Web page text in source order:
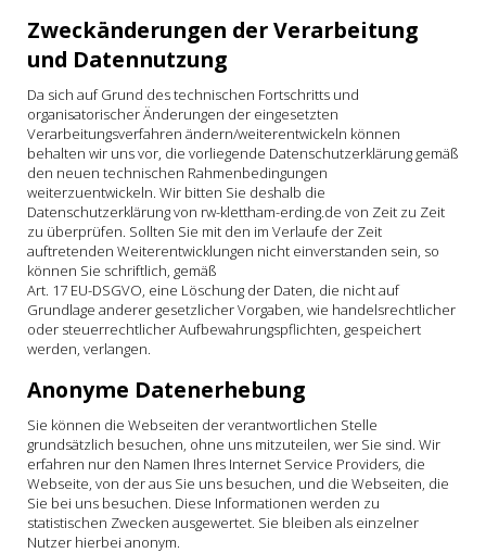
Zweckänderungen der Verarbeitung
und Datennutzung
Da sich auf Grund des technischen Fortschritts und
organisatorischer Änderungen der eingesetzten
Verarbeitungsverfahren ändern/weiterentwickeln können
behalten wir uns vor, die vorliegende Datenschutzerklärung gemäß
den neuen technischen Rahmenbedingungen
weiterzuentwickeln. Wir bitten Sie deshalb die
Datenschutzerklärung von rw-klettham-erding.de von Zeit zu Zeit
zu überprüfen. Sollten Sie mit den im Verlaufe der Zeit
auftretenden Weiterentwicklungen nicht einverstanden sein, so
können Sie schriftlich, gemäß
Art. 17 EU-DSGVO, eine Löschung der Daten, die nicht auf
Grundlage anderer gesetzlicher Vorgaben, wie handelsrechtlicher
oder steuerrechtlicher Aufbewahrungspflichten, gespeichert
werden, verlangen.
Anonyme Datenerhebung
Sie können die Webseiten der verantwortlichen Stelle
grundsätzlich besuchen, ohne uns mitzuteilen, wer Sie sind. Wir
erfahren nur den Namen Ihres Internet Service Providers, die
Webseite, von der aus Sie uns besuchen, und die Webseiten, die
Sie bei uns besuchen. Diese Informationen werden zu
statistischen Zwecken ausgewertet. Sie bleiben als einzelner
Nutzer hierbei anonym.